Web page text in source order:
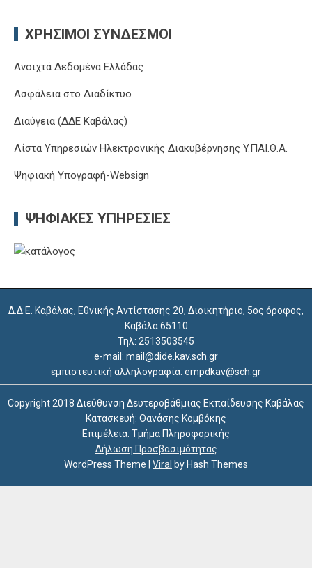
ΧΡΉΣΙΜΟΙ ΣΎΝΔΕΣΜΟΙ
Ανοιχτά Δεδομένα Ελλάδας
Ασφάλεια στο Διαδίκτυο
Διαύγεια (ΔΔΕ Καβάλας)
Λίστα Υπηρεσιών Ηλεκτρονικής Διακυβέρνησης Y.ΠΑΙ.Θ.Α.
Ψηφιακή Υπογραφή-Websign
ΨΗΦΙΑΚΈΣ ΥΠΗΡΕΣΊΕΣ
Δ.Δ.Ε. Καβάλας, Εθνικής Αντίστασης 20, Διοικητήριο, 5ος όροφος,
Καβάλα 65110
Τηλ: 2513503545
e-mail: mail@dide.kav.sch.gr
εμπιστευτική αλληλογραφία: empdkav@sch.gr
Copyright 2018 Διεύθυνση Δευτεροβάθμιας Εκπαίδευσης Καβάλας
Κατασκευή: Θανάσης Κομβόκης
Επιμέλεια: Τμήμα Πληροφορικής
Δήλωση Προσβασιμότητας
WordPress Theme
Viral by Hash Themes